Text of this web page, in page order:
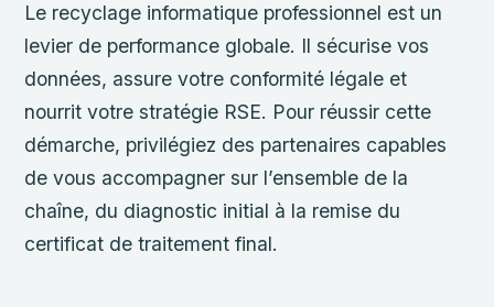
Le recyclage informatique professionnel est un
levier de performance globale. Il sécurise vos
données, assure votre conformité légale et
nourrit votre stratégie RSE. Pour réussir cette
démarche, privilégiez des partenaires capables
de vous accompagner sur l’ensemble de la
chaîne, du diagnostic initial à la remise du
certificat de traitement final.